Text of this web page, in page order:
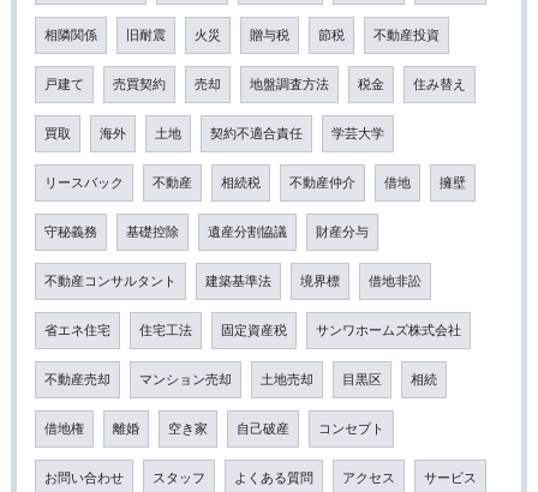
相隣関係 旧耐震 火災 贈与税 節税 不動産投資
戸建て 売買契約 売却 地盤調査方法 税金 住み替え
買取 海外 土地 契約不適合責任 学芸大学
リースバック 不動産 相続税 不動産仲介 借地 擁壁
守秘義務 基礎控除 遺産分割協議 財産分与
不動産コンサルタント 建築基準法 境界標 借地非訟
省エネ住宅 住宅工法 固定資産税 サンワホームズ株式会社
不動産売却 マンション売却 土地売却 目黒区 相続
借地権 離婚 空き家 自己破産 コンセプト
お問い合わせ スタッフ よくある質問 アクセス サービス